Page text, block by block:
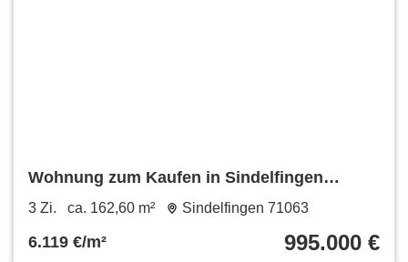
Wohnung zum Kaufen in Sindelfingen
995.000 € 162.6 m²
3 Zi. ca. 162,60 m² Sindelfingen 71063
6.119 €/m² 995.000 €